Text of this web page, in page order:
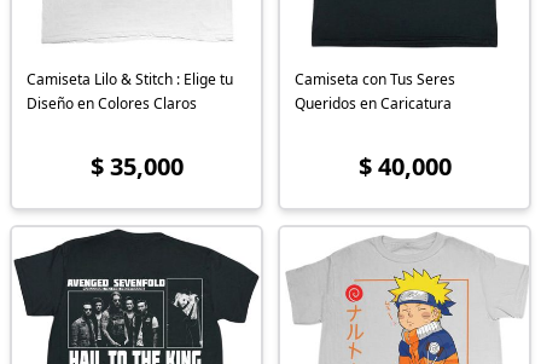
Camiseta Lilo & Stitch : Elige tu
Diseño en Colores Claros
$ 35,000
Camiseta con Tus Seres
Queridos en Caricatura
$ 40,000